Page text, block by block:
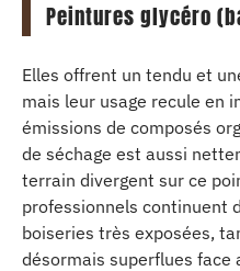
Peintures glycéro
Elles offrent un tendu et
mais leur usage recule en
émissions de composés
de séchage est aussi
terrain divergent sur ce
professionnels continuent
boiseries très exposées,
désormais superflues face